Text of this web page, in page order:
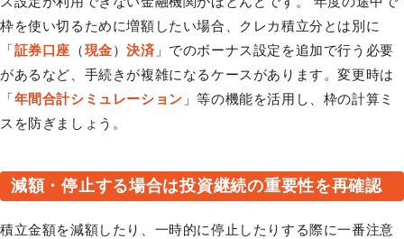
枠を使い切るために増額したい場合、クレカ積立分とは別に
「証券口座 （現金）決済」でのボーナス設定を追加で行う必要
があるなど、手続きが複雑になるケースがあります。変更時は
「年間合計シミュレーション 」等の機能を活用し、枠の計算ミ
スを防ぎましょう。
減額・停止する場合は投資継続の重要性を再確認
積立金額を減額したり、一時的に停止したりする際に一番注意